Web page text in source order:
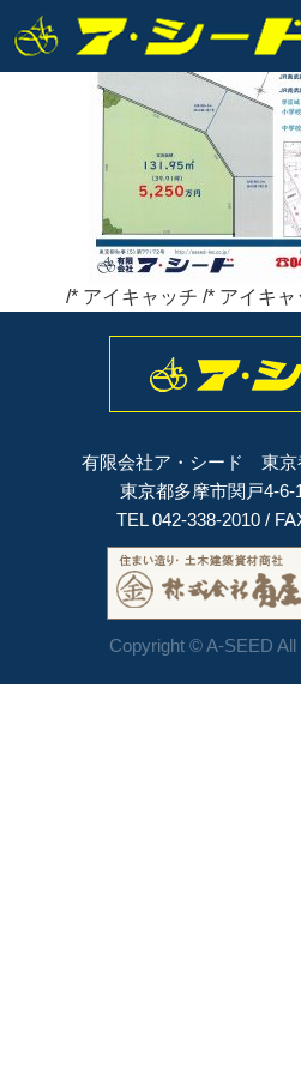
分梅町★HP表題2022.4.21
/* アイキャッチ /* アイキ
有限会社ア・シード 東京
東京都多摩市関戸4-6-
TEL 042-338-2010 /
Copyright © A-SEED